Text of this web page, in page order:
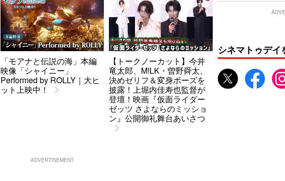
「モアナと伝説の海」本編
映像「シャイニー」
Performed by ROLLY｜大ヒ
ット上映中！
【トークノーカット】今井
竜太郎、M!LK・曽野舜太、
決めゼリフ＆変身ポーズを
披露！上堀内佳寿也監督が
登壇！映画『仮面ライダー
ゼッツ さよならのミッショ
ン』公開御礼舞台あいさつ
ADVERTISEMENT
シネマトゥデイ